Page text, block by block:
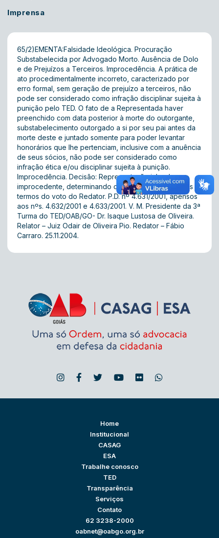
Imprensa
65/2)EMENTA:Falsidade Ideológica. Procuração
Substabelecida por Advogado Morto. Ausência de Dolo
e de Prejuízos a Terceiros. Improcedência. A prática de
ato procedimentalmente incorreto, caracterizado por
erro formal, sem geração de prejuízo a terceiros, não
pode ser considerado como infração disciplinar sujeita à
punição pelo TED. O fato de a Representada haver
preenchido com data posterior à morte do outorgante,
substabelecimento outorgado a si por seu pai antes da
morte deste e juntado somente para poder levantar
honorários que lhe pertenciam, inclusive com a anuência
de seus sócios, não pode ser considerado como
infração ética e/ou disciplinar sujeita à punição.
Improcedência. Decisão: Representação julgada
improcedente, determinando o seu arquivamento, nos
termos do voto do Redator. P.D. nº 4.631/2001, apensos
aos nºs. 4.632/2001 e 4.633/2001. V. M. Presidente da 3ª
Turma do TED/OAB/GO- Dr. Isaque Lustosa de Oliveira.
Relator – Juiz Odair de Oliveira Pio. Redator – Fábio
Carraro. 25.11.2004.
Home
Institucional
CASAG
ESA
Trabalhe conosco
TED
Transparência
Serviços
Contato
62 3238-2000
oabnet@oabgo.org.br